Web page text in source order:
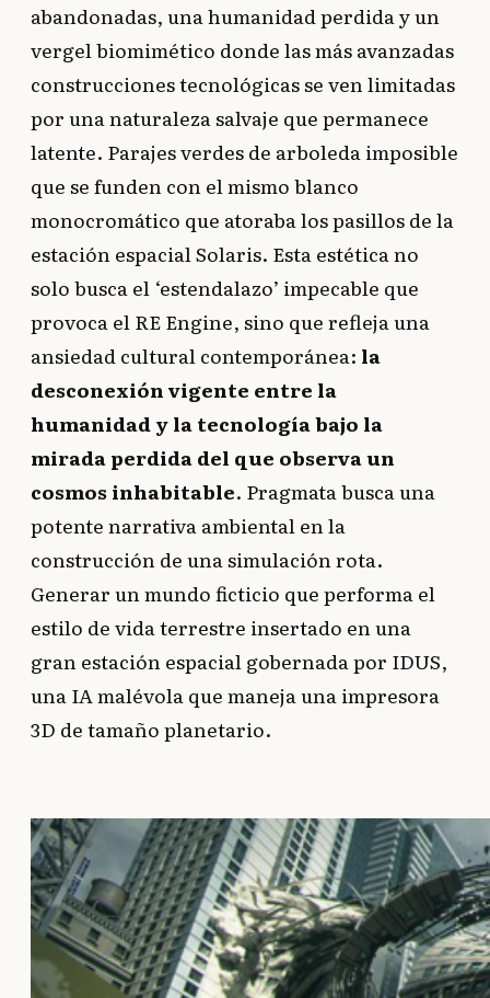
abandonadas, una humanidad perdida y un
vergel biomimético donde las más avanzadas
construcciones tecnológicas se ven limitadas
por una naturaleza salvaje que permanece
latente. Parajes verdes de arboleda imposible
que se funden con el mismo blanco
monocromático que atoraba los pasillos de la
estación espacial Solaris. Esta estética no
solo busca el ‘estendalazo’ impecable que
provoca el RE Engine, sino que refleja una
ansiedad cultural contemporánea: la
desconexión vigente entre la
humanidad y la tecnología bajo la
mirada perdida del que observa un
cosmos inhabitable. Pragmata busca una
potente narrativa ambiental en la
construcción de una simulación rota.
Generar un mundo ficticio que performa el
estilo de vida terrestre insertado en una
gran estación espacial gobernada por IDUS,
una IA malévola que maneja una impresora
3D de tamaño planetario.